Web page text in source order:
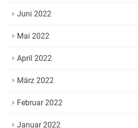
Juni 2022
Mai 2022
April 2022
März 2022
Februar 2022
Januar 2022